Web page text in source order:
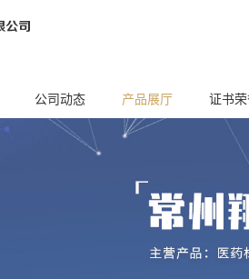
公司动态 产品展厅 证书